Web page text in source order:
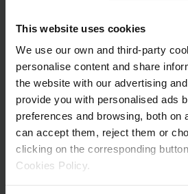
This website uses cookies
We use our own and third-party
personalise content and share
the website with our advertising
provide you with personalised ads
preferences and browsing, both on
can accept them, reject them or
clicking on the corresponding
Cookies Policy.
Entorno deO Castro
Zonas próximas amuseos
Museo Quiñones de León
Estas áreas ya han sido
suelen ser las opciones más
aparcar sin coste. Aun así, debido
de visitantes,encontrar plaza
complicadoincluso en estas